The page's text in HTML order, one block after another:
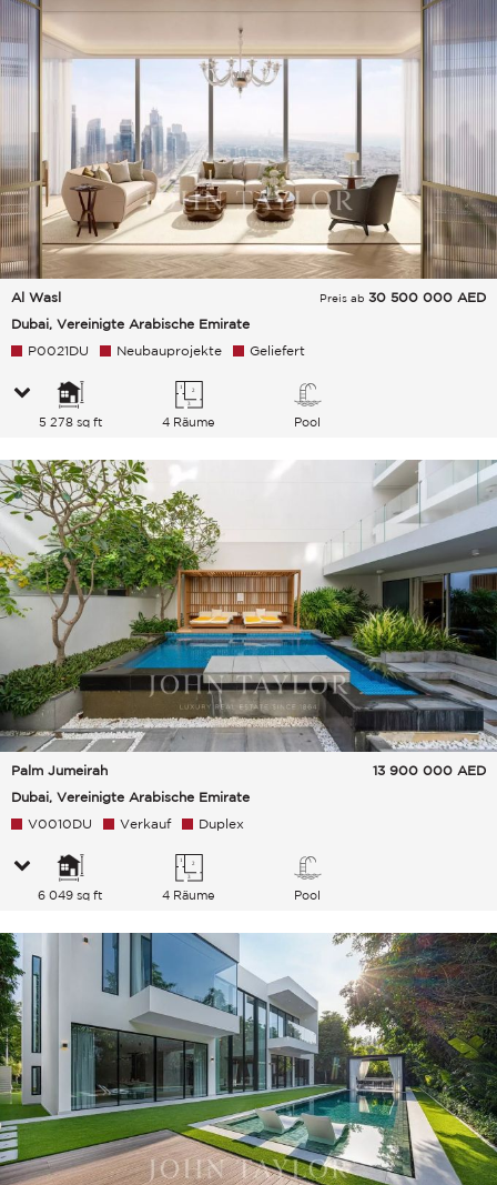
Al Wasl
Dubai, Vereinigte Arabische Emirate
Preis ab 30 500 000 AED
P0021DU Neubauprojekte Geliefert
5 278 sq ft 4 Räume Pool
Palm Jumeirah
Dubai, Vereinigte Arabische Emirate
13 900 000 AED
V0010DU Verkauf Duplex
6 049 sq ft 4 Räume Pool